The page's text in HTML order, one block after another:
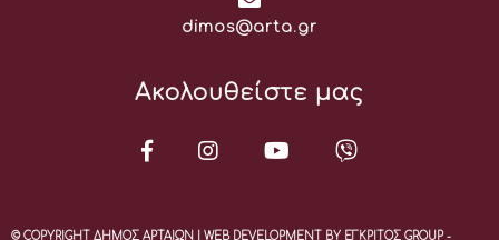
Email:
dimos@arta.gr
Ακολουθείστε μας
© COPYRIGHT ΔΗΜΟΣ ΑΡΤΑΙΩΝ | WEB DEVELOPMENT BY ΕΓΚΡΙΤΟΣ GROUP -